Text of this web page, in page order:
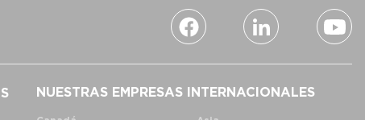
NUESTRAS EMPRESAS INTERNACIONALES